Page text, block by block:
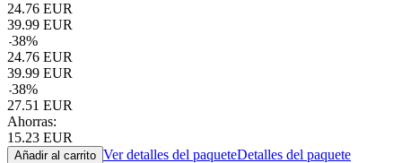
24.76 EUR
39.99 EUR
-38%
24.76 EUR
39.99 EUR
-38%
27.51 EUR
Ahorras:
15.23 EUR
Añadir al carrito Ver detalles del paqueteDetalles del paquete